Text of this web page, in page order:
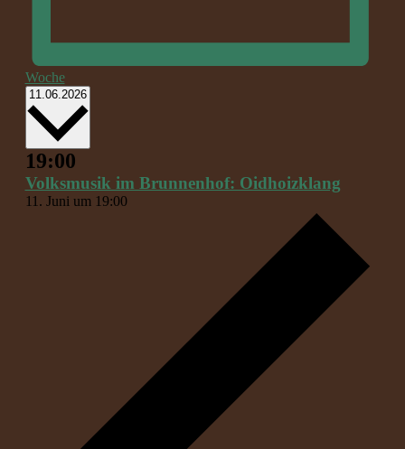
Woche
11.06.2026 Datum
19:00
Volksmusik im Brunnenhof: Oidhoizklang
11. Juni um 19:00